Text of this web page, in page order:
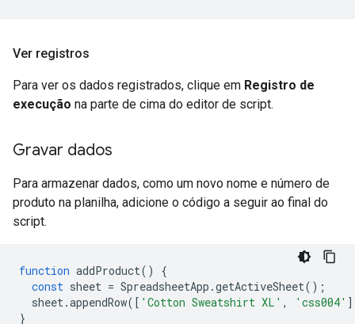
Ver registros
Para ver os dados registrados, clique em Registro de
execução na parte de cima do editor de script.
Gravar dados
Para armazenar dados, como um novo nome e número de
produto na planilha, adicione o código a seguir ao final do
script.
function addProduct()
{
const sheet = SpreadsheetApp .getActiveSheet();
sheet.appendRow([ 'Cotton Sweatshirt XL' , 'css004'
}